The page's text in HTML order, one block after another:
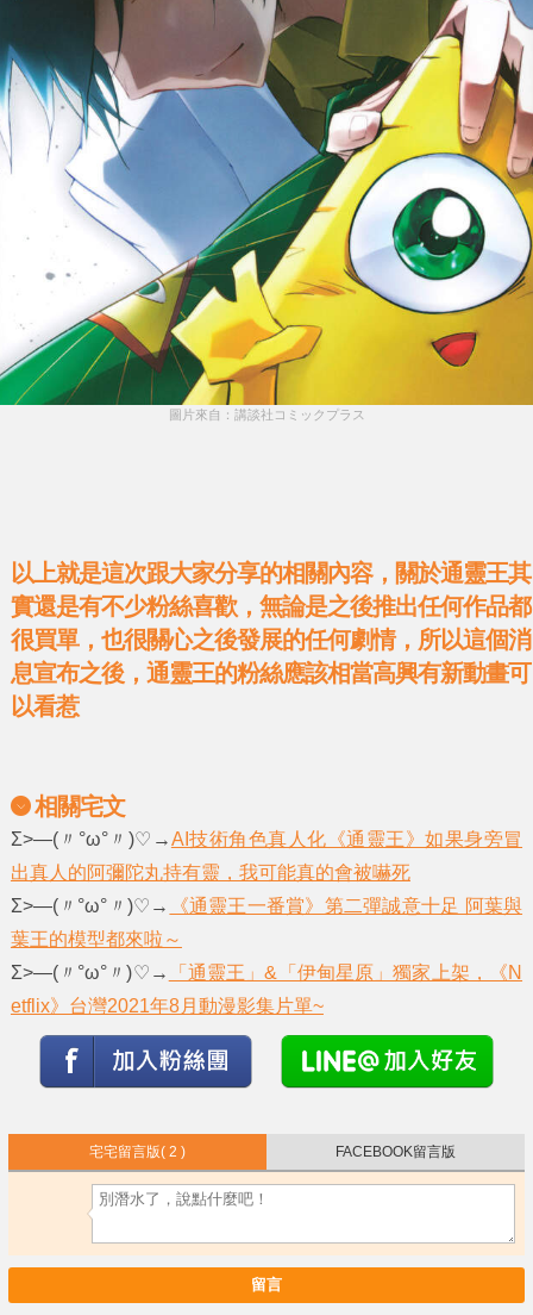
圖片來自：講談社コミックプラス
以上就是這次跟大家分享的相關內容，關於通靈王其
實還是有不少粉絲喜歡，無論是之後推出任何作品都
很買單，也很關心之後發展的任何劇情，所以這個消
息宣布之後，通靈王的粉絲應該相當高興有新動畫可
以看惹
相關宅文
Σ>―(〃°ω°〃)♡→AI技術角色真人化《通靈王》如果身旁冒
出真人的阿彌陀丸持有靈，我可能真的會被嚇死
Σ>―(〃°ω°〃)♡→
《通靈王一番賞》第二彈誠意十足 阿葉與
葉王的模型都來啦～
Σ>―(〃°ω°〃)♡→
「通靈王」&「伊甸星原」獨家上架，《N
etflix》台灣2021年8月動漫影集片單~
宅宅留言版( 2 ) FACEBOOK留言版
留言